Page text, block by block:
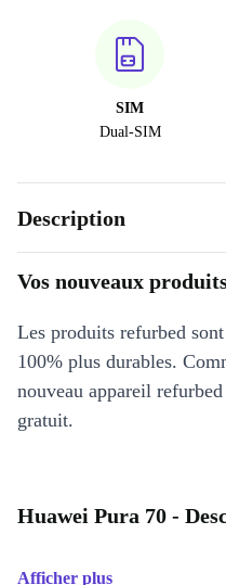
SIM
Dual-SIM
Description
Vos nouveaux
Les produits refurbed
100% plus durables.
nouveau appareil
gratuit.
Huawei Pura 70 -
Afficher plus